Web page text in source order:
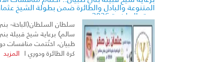
المتنوعة والبادل والطائرة ضمن بطولة الشيخ
صقر الرياضية 2026
سلطان السلطان(الباحة-
سالم) برعاية شيخ قبيلة
ظبيان، اختُتمت منافسات
كرة الطائرة ودوري ا المزيد